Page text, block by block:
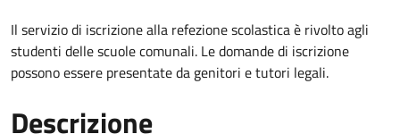
Il servizio di iscrizione alla refezione scolastica è rivolto agli
studenti delle scuole comunali. Le domande di iscrizione
possono essere presentate da genitori e tutori legali.
Descrizione